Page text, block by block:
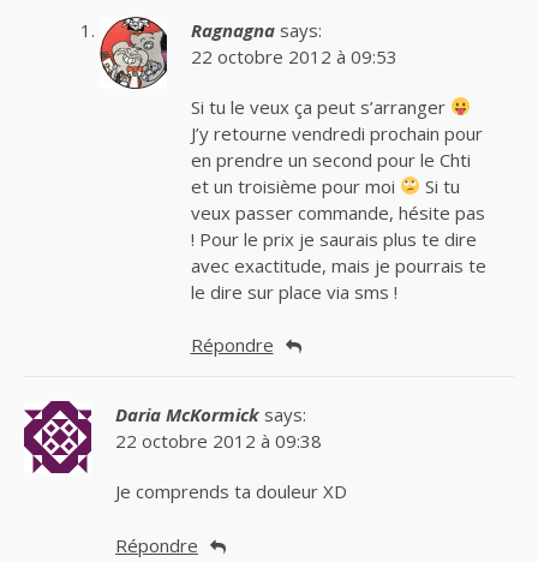
Ragnagna says:
22 octobre 2012 à 09:53
Si tu le veux ça peut s’arranger
J’y retourne vendredi prochain pour
en prendre un second pour le Chti
et un troisième pour moi
Si tu
veux passer commande, hésite pas
! Pour le prix je saurais plus te dire
avec exactitude, mais je pourrais te
le dire sur place via sms !
Répondre
Daria McKormick says:
22 octobre 2012 à 09:38
Je comprends ta douleur XD
Répondre